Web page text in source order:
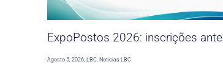
ExpoPostos 2026: inscrições
Agosto 5, 2026 ,LBC Noticias LBC